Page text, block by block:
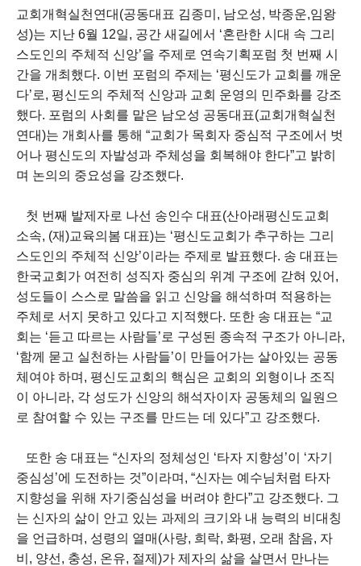
교회개혁실천연대(공동대표 김종미, 남오성, 박종운,임왕
성)는 지난 6월 12일, 공간 새길에서 ‘혼란한 시대 속 그리
스도인의 주체적 신앙’을 주제로 연속기획포럼 첫 번째 시
간을 개최했다. 이번 포럼의 주제는 ‘평신도가 교회를 깨운
다’로, 평신도의 주체적 신앙과 교회 운영의 민주화를 강조
했다. 포럼의 사회를 맡은 남오성 공동대표(교회개혁실천
연대)는 개회사를 통해 “교회가 목회자 중심적 구조에서 벗
어나 평신도의 자발성과 주체성을 회복해야 한다”고 밝히
며 논의의 중요성을 강조했다.
첫 번째 발제자로 나선 송인수 대표(산아래평신도교회
소속, (재)교육의봄 대표)는 ‘평신도교회가 추구하는 그리
스도인의 주체적 신앙’이라는 주제로 발표했다. 송 대표는
한국교회가 여전히 성직자 중심의 위계 구조에 갇혀 있어,
성도들이 스스로 말씀을 읽고 신앙을 해석하며 적용하는
주체로 서지 못하고 있다고 지적했다. 또한 송 대표는 “교
회는 ‘듣고 따르는 사람들’로 구성된 종속적 구조가 아니라,
‘함께 묻고 실천하는 사람들’이 만들어가는 살아있는 공동
체여야 하며, 평신도교회의 핵심은 교회의 외형이나 조직
이 아니라, 각 성도가 신앙의 해석자이자 공동체의 일원으
로 참여할 수 있는 구조를 만드는 데 있다”고 강조했다.
또한 송 대표는 “신자의 정체성인 ‘타자 지향성’이 ‘자기
중심성’에 도전하는 것”이라며, “신자는 예수님처럼 타자
지향성을 위해 자기중심성을 버려야 한다”고 강조했다. 그
는 신자의 삶이 안고 있는 과제의 크기와 내 능력의 비대칭
을 언급하며, 성령의 열매(사랑, 희락, 화평, 오래 참음, 자
비, 양선, 충성, 온유, 절제)가 제자의 삶을 살면서 만나는